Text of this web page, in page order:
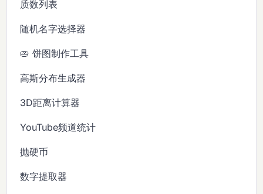
质数列表
随机名字选择器
🥧 饼图制作工具
高斯分布生成器
3D距离计算器
YouTube频道统计
抛硬币
数字提取器